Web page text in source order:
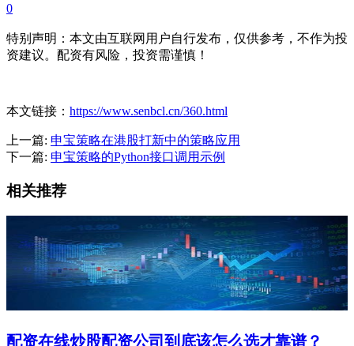
0
特别声明：本文由互联网用户自行发布，仅供参考，不作为投
资建议。配资有风险，投资需谨慎！
本文链接： https://www.senbcl.cn/360.html
上一篇: 申宝策略在港股打新中的策略应用
下一篇: 申宝策略的Python接口调用示例
相关推荐
配资在线炒股配资公司到底该怎么选才靠谱？